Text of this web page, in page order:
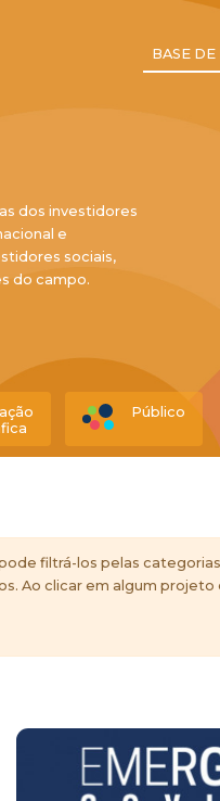
BASE DE
dos investidores
e
sociais,
do campo.
Público
filtrá-los pelas
Ao clicar em algum projeto